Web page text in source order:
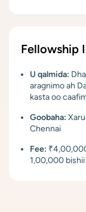
Fellowship
U qalmida:
aragnimo ah
kasta oo
Goobaha:
Chennai
Fee:
1,00,000 bishii